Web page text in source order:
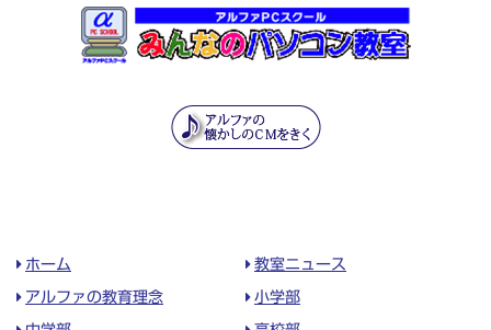
ホーム 教室ニュース
アルファの教育理念 小学部